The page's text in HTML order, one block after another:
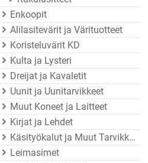
Enkoopit
Alilasitevärit ja Värituotteet
Koristeluvärit KD
Kulta ja Lysteri
Dreijat ja Kavaletit
Uunit ja Uunitarvikkeet
Muut Koneet ja Laitteet
Kirjat ja Lehdet
Käsityökalut ja Muut Tarvikkeet
Leimasimet